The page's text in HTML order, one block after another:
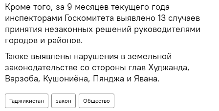
Кроме того, за 9 месяцев текущего года
инспекторами Госкомитета выявлено 13 случаев
принятия незаконных решений руководителями
городов и районов.
Также выявлены нарушения в земельной
законодательстве со стороны глав Худжанда,
Варзоба, Кушониёна, Пянджа и Явана.
Таджикистан закон Общество